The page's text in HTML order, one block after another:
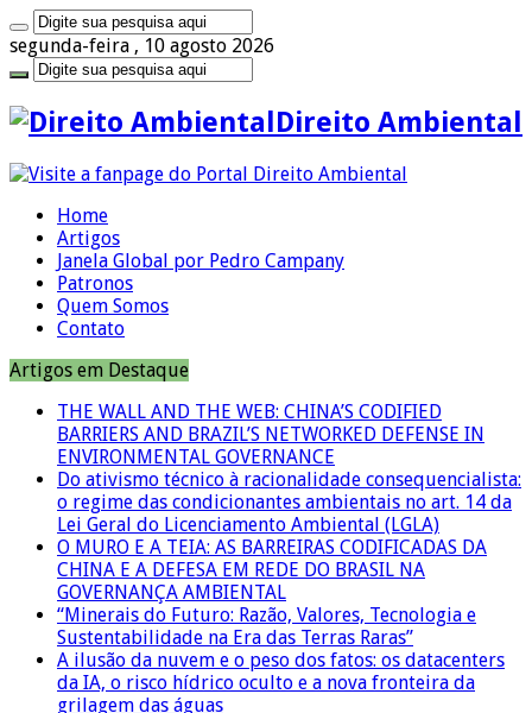
segunda-feira , 10 agosto 2026
Direito Ambiental
Home
Artigos
Janela Global por Pedro Campany
Patronos
Quem Somos
Contato
Artigos em Destaque
THE WALL AND THE WEB: CHINA’S CODIFIED
BARRIERS AND BRAZIL’S NETWORKED DEFENSE IN
ENVIRONMENTAL GOVERNANCE
Do ativismo técnico à racionalidade consequencialista:
o regime das condicionantes ambientais no art. 14 da
Lei Geral do Licenciamento Ambiental (LGLA)
O MURO E A TEIA: AS BARREIRAS CODIFICADAS DA
CHINA E A DEFESA EM REDE DO BRASIL NA
GOVERNANÇA AMBIENTAL
“Minerais do Futuro: Razão, Valores, Tecnologia e
Sustentabilidade na Era das Terras Raras”
A ilusão da nuvem e o peso dos fatos: os datacenters
da IA, o risco hídrico oculto e a nova fronteira da
grilagem das águas